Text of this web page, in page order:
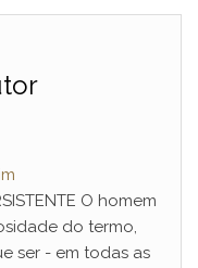
O homem
do termo,
ser - em todas as